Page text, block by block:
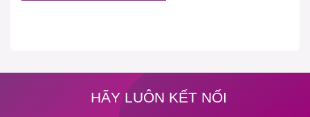
HÃY LUÔN KẾT NỐI